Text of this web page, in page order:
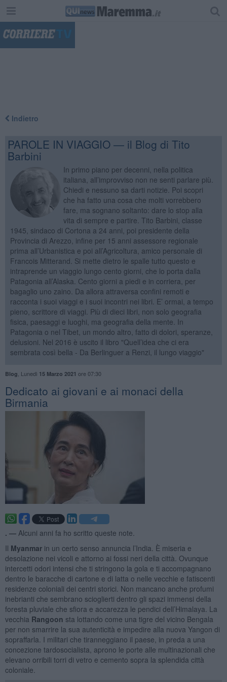
Indietro
PAROLE IN VIAGGIO — il Blog di Tito
Barbini
In primo piano per decenni, nella politica
italiana, all’improvviso non ne senti parlare più.
Chiedi e nessuno sa darti notizie. Poi scopri
che ha fatto una cosa che molti vorrebbero
fare, ma sognano soltanto: dare lo stop alla
vita di sempre e partire. Tito Barbini, classe
1945, sindaco di Cortona a 24 anni, poi presidente della
Provincia di Arezzo, infine per 15 anni assessore regionale
prima all’Urbanistica e poi all’Agricoltura, amico personale di
Francois Mitterand. Si mette dietro le spalle tutto questo e
intraprende un viaggio lungo cento giorni, che lo porta dalla
Patagonia all’Alaska. Cento giorni a piedi e in corriera, per
bagaglio uno zaino. Da allora attraversa confini remoti e
racconta i suoi viaggi e i suoi incontri nei libri. E’ ormai, a tempo
pieno, scrittore di viaggi. Più di dieci libri, non solo geografia
fisica, paesaggi e luoghi, ma geografia della mente. In
Patagonia o nel Tibet, un mondo altro, fatto di dolori, speranze,
delusioni. Nel 2016 è uscito il libro "Quell’idea che ci era
sembrata così bella - Da Berlinguer a Renzi, il lungo viaggio"
Blog Lunedì 15 Marzo 2021 ore 07:30
Dedicato ai giovani e ai monaci della
Birmania
. — Alcuni anni fa ho scritto queste note.
Il Myanmarin un certo senso annuncia l’India. È miseria e
desolazione nei vicoli e attorno ai fossi neri della città. Ovunque
intercetti odori intensi che ti stringono la gola e ti accompagnano
dentro le baracche di cartone e di latta o nelle vecchie e fatiscenti
residenze coloniali dei centri storici. Non mancano anche profumi
inebrianti che sembrano scioglierti dentro gli spazi immensi della
foresta pluviale che sfiora e accarezza le pendici dell’Himalaya. La
vecchia Rangoon sta lottando come una tigre del vicino Bengala
per non smarrire la sua autenticità e impedire alla nuova Yangon di
sopraffarla. I militari che tiranneggiano il paese, in preda a una
concezione tardosocialista, aprono le porte alle multinazionali che
elevano orribili torri di vetro e cemento sopra la splendida città
coloniale.